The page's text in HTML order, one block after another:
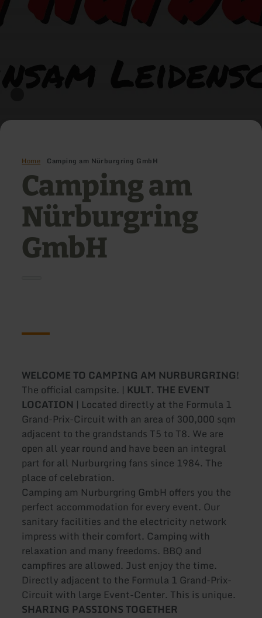
Home Camping am Nürburgring GmbH
Camping am
Nürburgring
GmbH
WELCOME TO CAMPING AM NURBURGRING!
The official campsite. | KULT. THE EVENT
LOCATION | Located directly at the Formula 1
Grand-Prix-Circuit with an area of 300,000 sqm
adjacent to the grandstands T5 to T8. We are
open all year round and have been an integral
part for all Nurburgring fans since 1984. The
place of celebration.
Camping am Nurburgring GmbH offers you the
perfect accommodation for every event. Our
sanitary facilities and the electricity network
impress with their comfort. Camping with
relaxation and many freedoms. BBQ and
campfires are allowed. Just enjoy the time.
Directly adjacent to the Formula 1 Grand-Prix-
Circuit with large Event-Center. This is unique.
SHARING PASSIONS TOGETHER